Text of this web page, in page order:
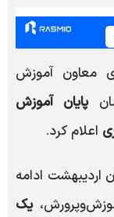
معاون آموزش
پایان آموزش
اعلام کرد.
اردیبهشت ادامه
یک